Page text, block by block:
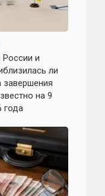
и
ли
завершения
на 9
года